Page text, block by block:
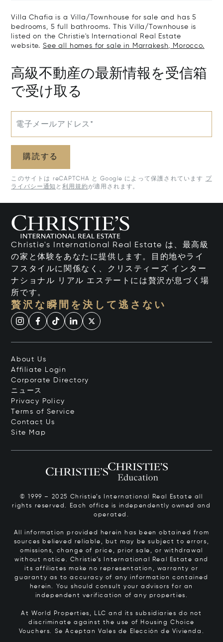
Villa Chafia is a Villa/Townhouse for sale and has 5
bedrooms, 5 full bathrooms. This Villa/Townhouse is
listed on the Christie's International Real Estate
website. See all homes for sale in Marrakesh, Morocco.
高級不動産の最新情報を受信箱
で受け取る
電子メールアドレス*
購読する
このサイトは reCAPTCHA と Google によって保護されています
プ
ライバシー通知 と利用規約が適用されます。
Christie's International Real Estate は、最高級
の家と体験をあなたに提供します。目的地やライ
フスタイルに関係なく、クリスティーズ インター
ナショナル リアル エステートには贅沢が息づく場
所です。
贅沢な瞬間を決して逃さない
About Us
Affiliate Login
Corporate Directory
ニュース
Privacy Policy
Terms of Service
Contact Us
Site Map
© 1999 – 2025 Christie’s International Real Estate all
rights reserved. Each office is independently owned and
operated.
All information provided herein has been obtained from
sources believed reliable, but may be subject to errors,
omissions, change of price, prior sale, or withdrawal
without notice. Christie’s International Real Estate and
its affiliates make no representation, warranty or
guaranty as to accuracy of any information contained
herein. You should consult your advisors for an
independent verification of any properties.
At World Properties, LLC and its subsidiaries do not
discriminate against the use of Housing Choice
Vouchers. Se Aceptan Vales de Elección de Vivienda.